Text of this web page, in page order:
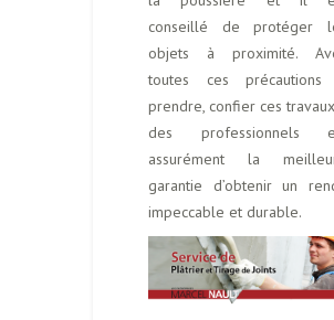
conseillé de protéger
objets à proximité.
toutes ces
prendre, confier ces
des professionnels
assurément la
garantie d’obtenir un
impeccable et durable.